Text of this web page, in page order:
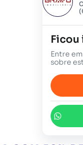
Ficou
Entre
sobre